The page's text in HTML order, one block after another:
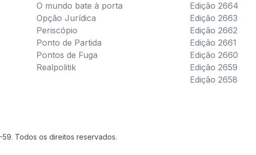
O mundo bate à porta
Opção Jurídica
Periscópio
Ponto de Partida
Pontos de Fuga
Realpolitik
Edição 2664
Edição 2663
Edição 2662
Edição 2661
Edição 2660
Edição 2659
Edição 2658
Todos os direitos reservados.